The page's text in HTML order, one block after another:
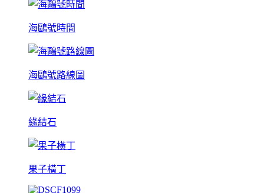
海鷗號時間
海鷗號路線圖
緣結石
果子橫丁